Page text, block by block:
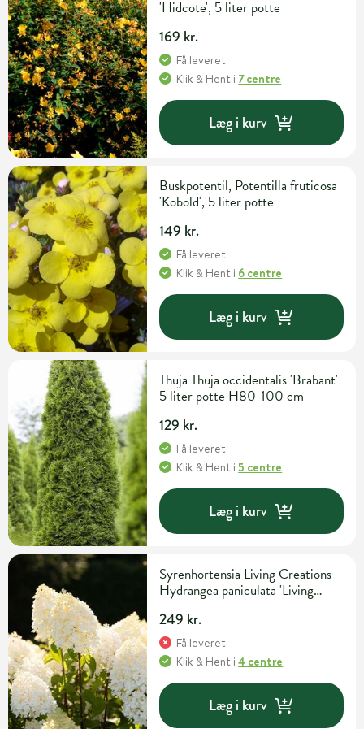
'Hidcote', 5 liter potte
169 kr.
Få leveret
Klik & Hent i 7 centre
Læg i kurv
Buskpotentil, Potentilla fruticosa
'Kobold', 5 liter potte
149 kr.
Få leveret
Klik & Hent i 6 centre
Læg i kurv
Thuja Thuja occidentalis 'Brabant'
5 liter potte H80-100 cm
129 kr.
Få leveret
Klik & Hent i5 centre
Læg i kurv
Syrenhortensia Living Creations
Hydrangea paniculata 'Living
249 kr.
Få leveret
Klik & Hent i4 centre
Læg i kurv